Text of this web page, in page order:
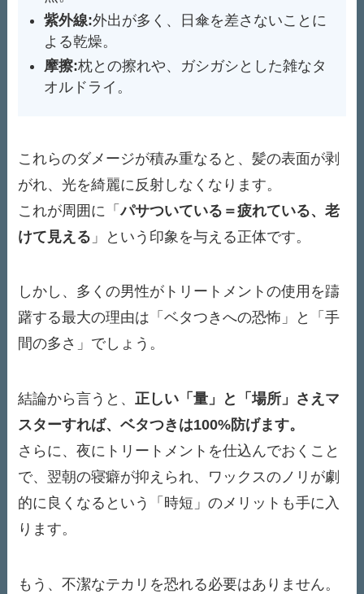
紫外線:外出が多く、日傘を差さないことに
よる乾燥。
摩擦:枕との擦れや、ガシガシとした雑なタ
オルドライ。
これらのダメージが積み重なると、髪の表面が剥
がれ、光を綺麗に反射しなくなります。
これが周囲に「パサついている＝疲れている、老
けて見える 」という印象を与える正体です。
しかし、多くの男性がトリートメントの使用を躊
躇する最大の理由は「ベタつきへの恐怖」と「手
間の多さ」でしょう。
結論から言うと、正しい「量」と「場所」さえマ
スターすれば、ベタつきは100%防げます。
さらに、夜にトリートメントを仕込んでおくこと
で、翌朝の寝癖が抑えられ、ワックスのノリが劇
的に良くなるという「時短」のメリットも手に入
ります。
もう、不潔なテカリを恐れる必要はありません。